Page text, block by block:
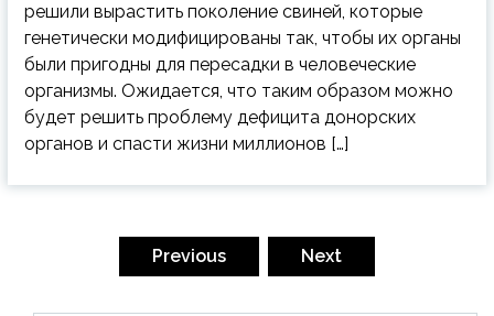
решили вырастить поколение свиней, которые
генетически модифицированы так, чтобы их органы
были пригодны для пересадки в человеческие
организмы. Ожидается, что таким образом можно
будет решить проблему дефицита донорских
органов и спасти жизни миллионов […]
Previous Next